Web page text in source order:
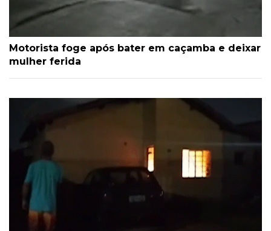
Motorista foge após bater em caçamba e deixar
mulher ferida